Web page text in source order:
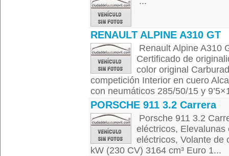
RENAULT ALPINE A310 GT
Renault Alpine A310
Certificado de
color original
competición Interior en cuero
con neumáticos 285/50/15 y
PORSCHE 911 3.2 Carrera
Porsche 911 3.2
eléctricos,
eléctricos, Volante de
kW (230 CV) 3164 cm³ Euro 1...